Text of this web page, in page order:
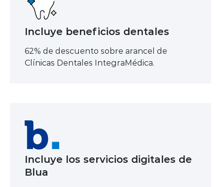
Incluye beneficios dentales
62% de descuento sobre arancel de
Clínicas Dentales IntegraMédica.
Incluye los servicios digitales de
Blua